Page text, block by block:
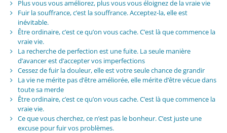
Plus vous vous améliorez, plus vous vous éloignez de la vraie vie
Fuir la souffrance, c’est la souffrance. Acceptez-la, elle est
inévitable.
Être ordinaire, c’est ce qu’on vous cache. C’est là que commence la
vraie vie.
La recherche de perfection est une fuite. La seule manière
d’avancer est d’accepter vos imperfections
Cessez de fuir la douleur, elle est votre seule chance de grandir
La vie ne mérite pas d’être améliorée, elle mérite d’être vécue dans
toute sa merde
Être ordinaire, c’est ce qu’on vous cache. C’est là que commence la
vraie vie.
Ce que vous cherchez, ce n’est pas le bonheur. C’est juste une
excuse pour fuir vos problèmes.